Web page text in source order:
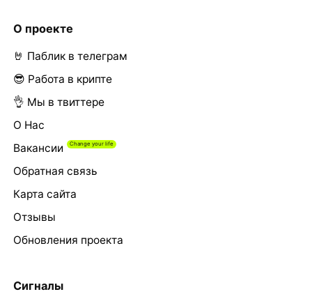
О проекте
🤘 Паблик в телеграм
😎 Работа в крипте
👌 Мы в твиттере
О Нас
Вакансии
Обратная связь
Карта сайта
Отзывы
Обновления проекта
Сигналы